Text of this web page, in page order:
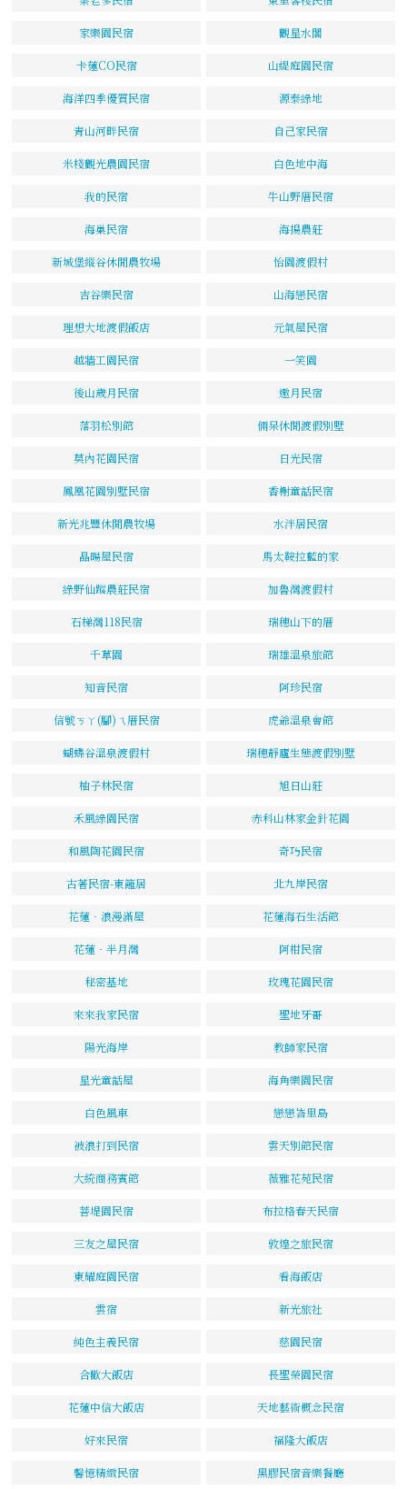
家樂園民宿 觀星水閣
卡蓮CO民宿 山緹庭園民宿
海洋四季優質民宿 源泰綠地
青山河畔民宿 自己家民宿
米棧觀光農園民宿 白色地中海
我的民宿 牛山野厝民宿
海巢民宿 海揚農莊
新城堡縱谷休閒農牧場 怡園渡假村
吉谷樂民宿 山海戀民宿
理想大地渡假飯店 元氣屋民宿
越牆工園民宿 一笑園
後山歲月民宿 邀月民宿
落羽松別館 倆呆休閒渡假別墅
莫內花園民宿 日光民宿
鳳凰花園別墅民宿 香榭童話民宿
新光兆豐休閒農牧場 水泮居民宿
晶暘屋民宿 馬太鞍拉藍的家
綠野仙蹤農莊民宿 加魯灣渡假村
石梯灣118民宿 瑞穗山下的厝
千草園 瑞雄溫泉旅館
知音民宿 阿珍民宿
信號ㄎㄚ(腳)ㄟ厝民宿 虎爺溫泉會館
蝴蝶谷溫泉渡假村 瑞穗靜廬生態渡假別墅
柚子林民宿 旭日山莊
禾風綠園民宿 赤科山林家金針花園
和風陶花園民宿 奇巧民宿
古著民宿-東籬居 北九岸民宿
花蓮‧浪漫滿屋 花蓮海石生活館
花蓮‧半月灣 阿柑民宿
秘密基地 玫瑰花園民宿
來來我家民宿 聖地牙哥
陽光海岸 教師家民宿
星光童話屋 海角樂園民宿
白色風車 戀戀峇里島
被浪打到民宿 雲天別館民宿
大統商務賓館 薇雅花苑民宿
菩堤園民宿 布拉格春天民宿
三友之屋民宿 敦煌之旅民宿
東耀庭園民宿 看海飯店
雲宿 新光旅社
純色主義民宿 慈園民宿
合歡大飯店 長聖榮園民宿
花蓮中信大飯店 天地藝術概念民宿
好來民宿 福隆大飯店
馨憶精緻民宿 黑膠民宿音樂餐廳